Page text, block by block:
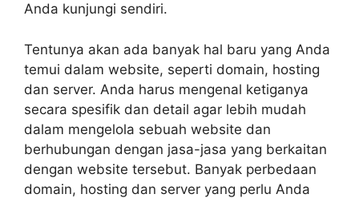
Anda kunjungi sendiri.
Tentunya akan ada banyak hal baru yang Anda
temui dalam website, seperti domain, hosting
dan server. Anda harus mengenal ketiganya
secara spesifik dan detail agar lebih mudah
dalam mengelola sebuah website dan
berhubungan dengan jasa-jasa yang berkaitan
dengan website tersebut. Banyak perbedaan
domain, hosting dan server yang perlu Anda